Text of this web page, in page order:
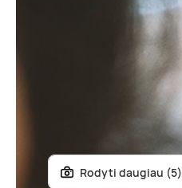
Rodyti daugiau (5)